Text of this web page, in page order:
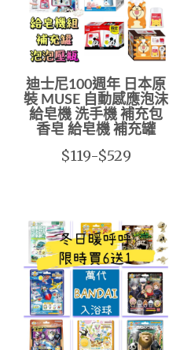
迪士尼100週年 日本原
裝 MUSE 自動感應泡沫
給皂機 洗手機 補充包
香皂 給皂機 補充罐
$119-$529